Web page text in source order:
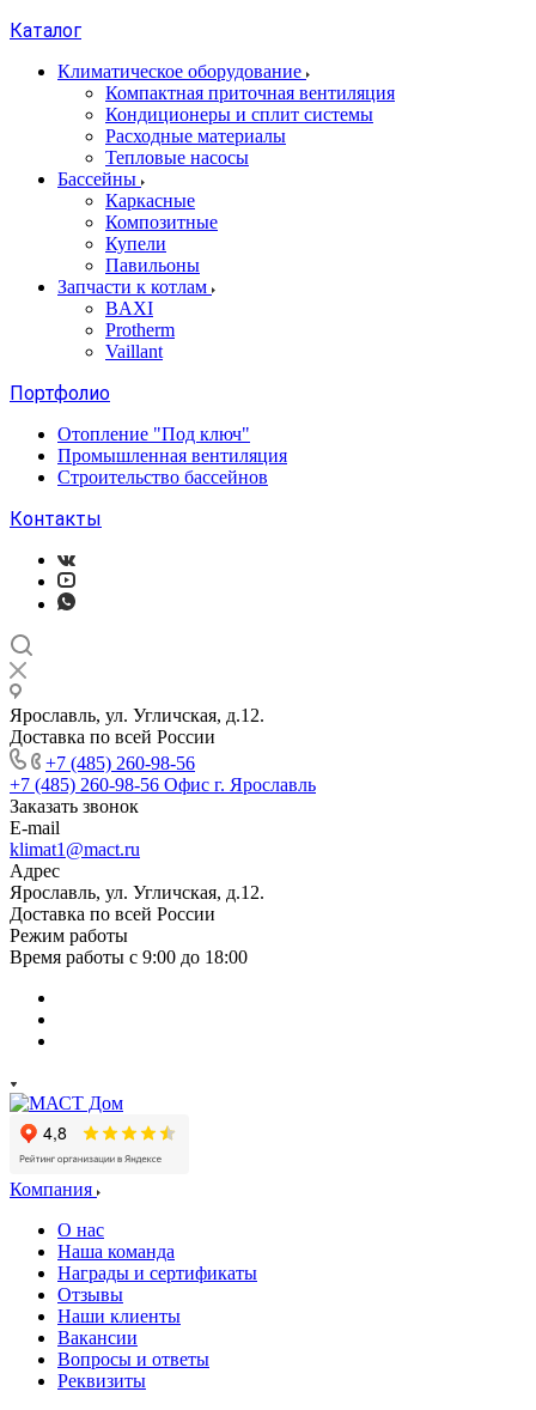
Каталог
Климатическое оборудование
Компактная приточная вентиляция
Кондиционеры и сплит системы
Расходные материалы
Тепловые насосы
Бассейны
Каркасные
Композитные
Купели
Павильоны
Запчасти к котлам
BAXI
Protherm
Vaillant
Портфолио
Отопление "Под ключ"
Промышленная вентиляция
Строительство бассейнов
Контакты
Ярославль, ул. Угличская, д.12.
Доставка по всей России
+7 (485) 260-98-56
+7 (485) 260-98-56 Офис г. Ярославль
Заказать звонок
E-mail
klimat1@mact.ru
Адрес
Ярославль, ул. Угличская, д.12.
Доставка по всей России
Режим работы
Время работы с 9:00 до 18:00
Компания
О нас
Наша команда
Награды и сертификаты
Отзывы
Наши клиенты
Вакансии
Вопросы и ответы
Реквизиты